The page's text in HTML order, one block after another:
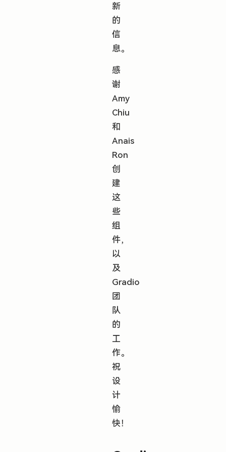
新
的
信
息。
感
谢
Amy
Chiu
和
Anais
Ron
创
建
这
些
组
件，
以
及
Gradio
团
队
的
工
作。
祝
设
计
愉
快！